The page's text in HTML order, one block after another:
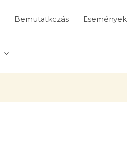
Bemutatkozás Események